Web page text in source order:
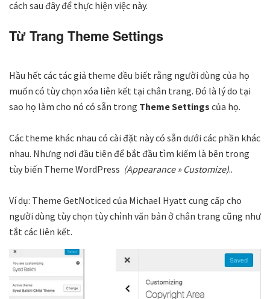
cách sau đây để thực hiện việc này.
Từ Trang Theme Settings
Hầu hết các tác giả theme đều biết rằng người dùng của họ
muốn có tùy chọn xóa liên kết tại chân trang. Đó là lý do tại
sao họ làm cho nó có sẵn trong ThemeSettings của họ.
Các theme khác nhau có cài đặt này có sẵn dưới các phần khác
nhau. Nhưng nơi đầu tiên để bắt đầu tìm kiếm là bên trong
tùy biến Theme WordPress (Appearance » Customize)..
Ví dụ: Theme GetNoticed của Michael Hyatt cung cấp cho
người dùng tùy chọn tùy chỉnh văn bản ở chân trang cũng như
tắt các liên kết.